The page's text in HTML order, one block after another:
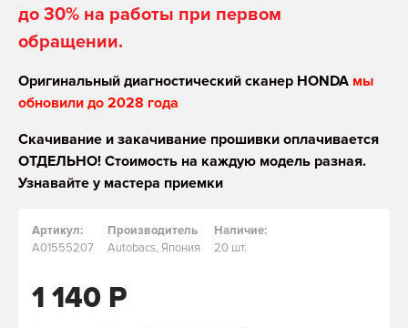
до 30% на работы при первом
обращении.
Оригинальный диагностический сканер HONDA мы
обновили до 2028 года
Скачивание и закачивание прошивки оплачивается
ОТДЕЛЬНО! Стоимость на каждую модель разная.
Узнавайте у мастера приемки
Артикул:
A01555207
Производитель
Autobacs, Япония
Наличие:
20 шт.
1 140 Р